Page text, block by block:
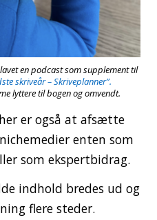
en podcast som supplement til
skriveår – Skriveplanner”.
lyttere til bogen og omvendt.
er også at afsætte
enten som
som ekspertbidrag.
indhold bredes ud og
flere steder.